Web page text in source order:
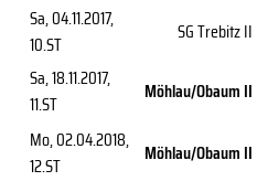
Sa, 04.11.2017,
10.ST
SG Trebitz II
Sa, 18.11.2017,
11.ST
Möhlau/Obaum II
Mo, 02.04.2018,
12.ST
Möhlau/Obaum II